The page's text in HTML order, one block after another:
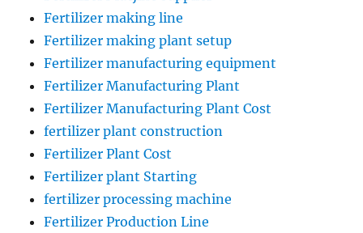
Fertilizer making line
Fertilizer making plant setup
Fertilizer manufacturing equipment
Fertilizer Manufacturing Plant
Fertilizer Manufacturing Plant Cost
fertilizer plant construction
Fertilizer Plant Cost
Fertilizer plant Starting
fertilizer processing machine
Fertilizer Production Line